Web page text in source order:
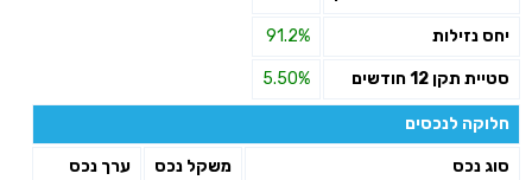
יחס נזילות 91.2%
סטיית תקן 12 חודשים 5.50%
חלוקה לנכסים
סוג נכס משקל נכס ערך נכס